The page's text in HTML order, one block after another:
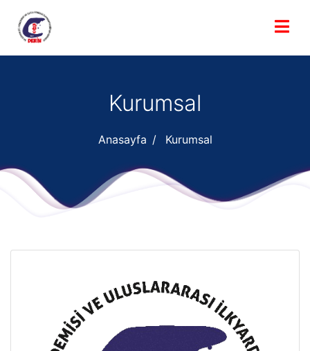
Kurumsal
Anasayfa Kurumsal